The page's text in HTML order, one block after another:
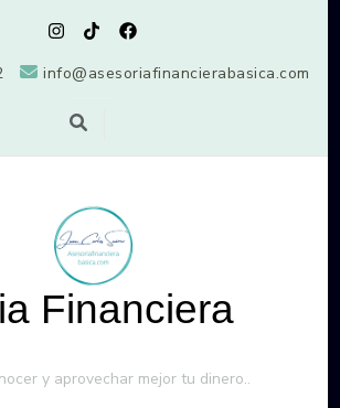
info@asesoriafinancierabasica.com
Financiera
y aprovechar mejor tu dinero..